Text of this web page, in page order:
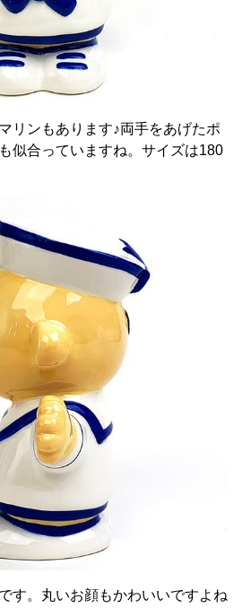
リンもあります♪両手をあげたポ
似合っていますね。サイズは180
す。丸いお顔もかわいいですよね